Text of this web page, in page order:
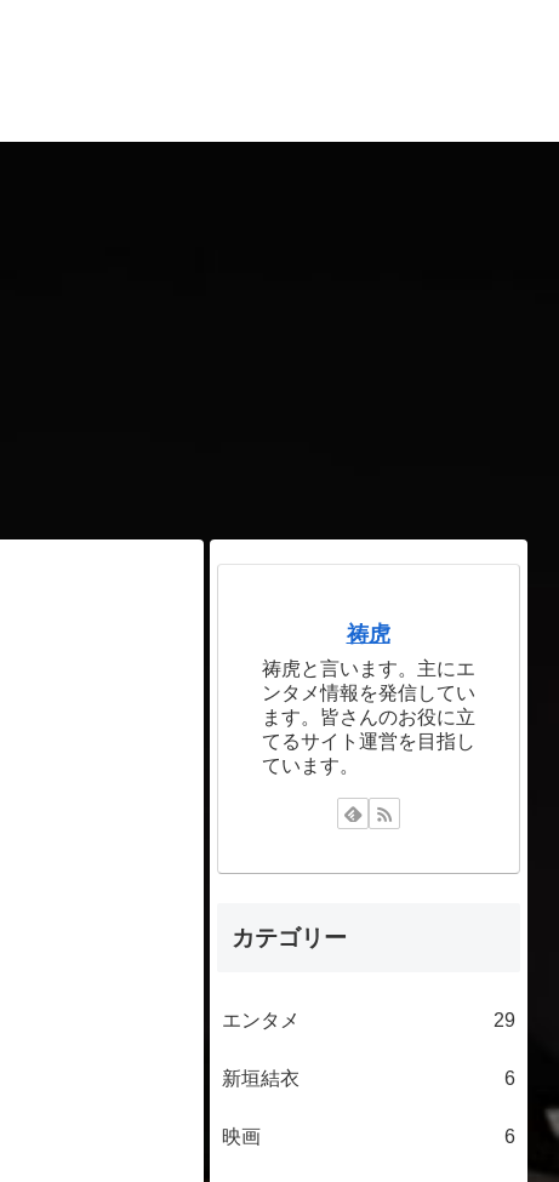
祷虎
祷虎と言います。主にエ
ンタメ情報を発信してい
ます。皆さんのお役に立
てるサイト運営を目指し
ています。
カテゴリー
エンタメ 29
新垣結衣 6
映画 6